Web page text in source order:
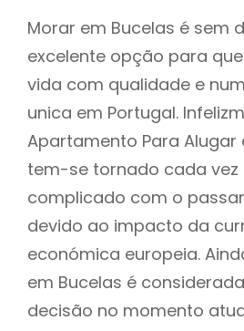
Morar em Bucelas é sem
excelente opção para
vida com qualidade e
unica em Portugal.
Apartamento Para Alugar
tem-se tornado cada vez
complicado com o
devido ao impacto da
económica europeia.
em Bucelas é
decisão no momento